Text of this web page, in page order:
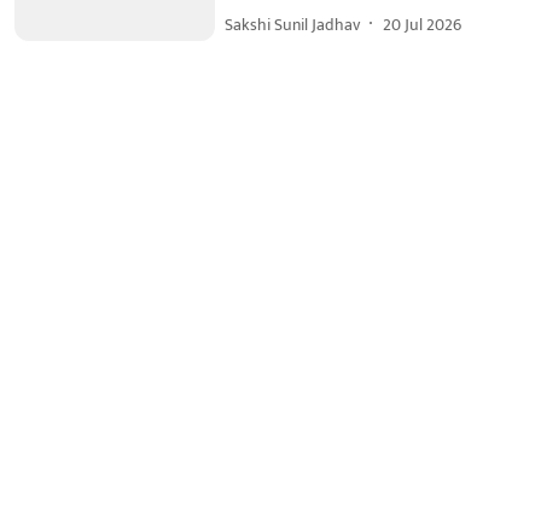
Sakshi Sunil Jadhav 20 Jul 2026